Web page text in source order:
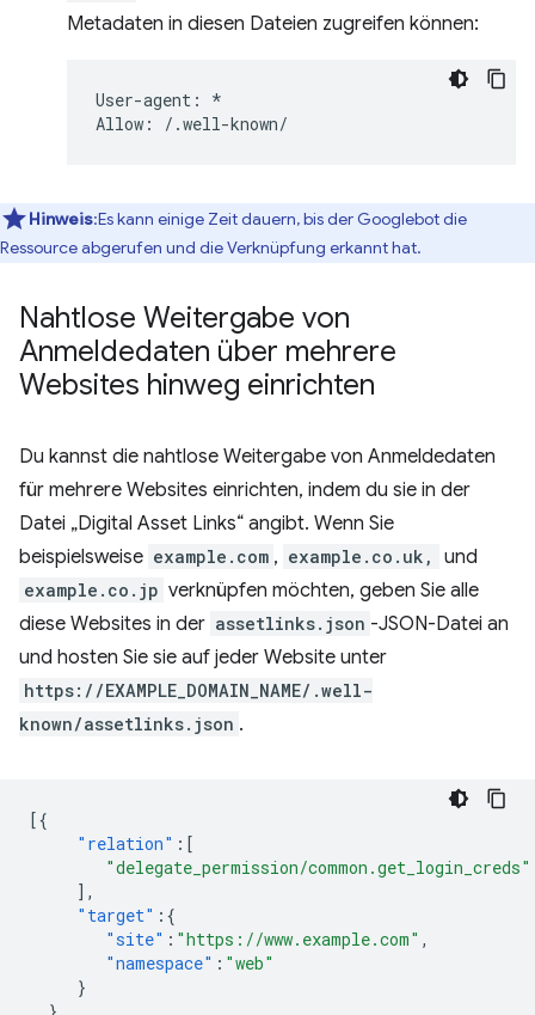
Metadaten in diesen Dateien zugreifen können:
User-agent: *
Hinweis:Es kann einige Zeit dauern, bis der Googlebot die
Ressource abgerufen und die Verknüpfung erkannt hat.
Nahtlose Weitergabe von
Anmeldedaten über mehrere
Websites hinweg einrichten
Du kannst die nahtlose Weitergabe von Anmeldedaten
für mehrere Websites einrichten, indem du sie in der
Datei „Digital Asset Links“ angibt. Wenn Sie
beispielsweise example.com , example.co.uk, und
example.co.jp verknüpfen möchten, geben Sie alle
diese Websites in der assetlinks.json -JSON-Datei an
und hosten Sie sie auf jeder Website unter
https://EXAMPLE_DOMAIN_NAME/.well-
known/assetlinks.json .
[{
"relation" :[
"delegate_permission/common.get_login_creds"
],
"target" :{
"site" : "https://www.example.com" ,
"namespace" : "web"
}